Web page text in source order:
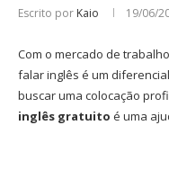
Escrito por Kaio 19/06/
Com o mercado de
falar ​inglês é um
buscar uma colocação
inglês gratuito é uma